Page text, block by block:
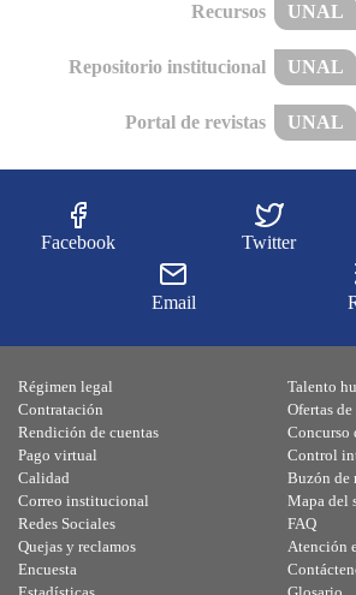
Recursos UNAL
Repositorio institucional UNAL
Portal de revistas UNAL
Facebook Twitter
Email
Régimen legal
Contratación
Rendición de cuentas
Pago virtual
Calidad
Talento
Ofertas
Concurso
Control
Buzón de
Correo institucional
Redes Sociales
Quejas y reclamos
Encuesta
Mapa del
FAQ
Atención